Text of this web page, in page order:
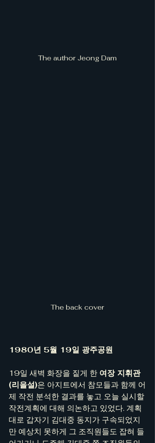
The author Jeong Dam
The back cover
1980년 5월 19일 광주공원
19일 새벽 화장을 짙게 한 여장 지휘관
(리을설)은 아지트에서 참모들과 함께 어
제 작전 분석한 결과를 놓고 오늘 실시할
작전계획에 대해 의논하고 있었다. 계획
대로 갑자기 김대중 동지가 구속되었지
만 예상치 못하게 그 조직원들도 잡혀 들